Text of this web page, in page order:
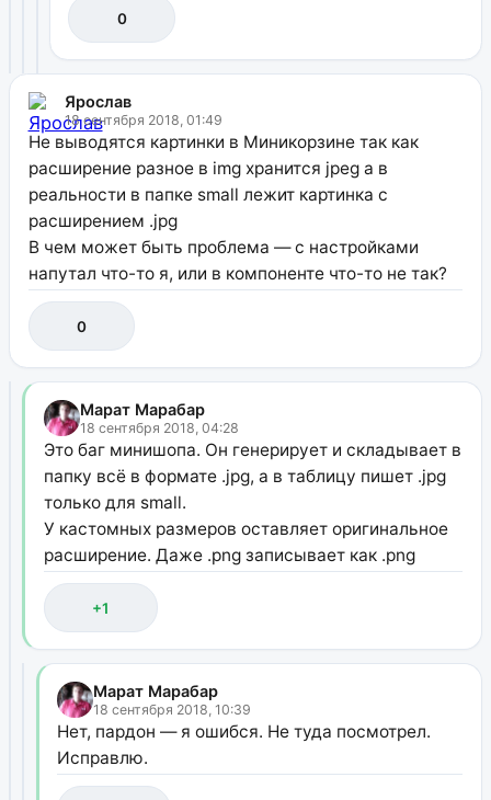
0
Ярослав
18 сентября 2018, 01:49
Не выводятся картинки в Миникорзине так как
расширение разное в img хранится jpeg а в
реальности в папке small лежит картинка с
расширением .jpg
В чем может быть проблема — с настройками
напутал что-то я, или в компоненте что-то не так?
0
Марат Марабар
18 сентября 2018, 04:28
Это баг минишопа. Он генерирует и складывает в
папку всё в формате .jpg, а в таблицу пишет .jpg
только для small.
У кастомных размеров оставляет оригинальное
расширение. Даже .png записывает как .png
+1
Марат Марабар
18 сентября 2018, 10:39
Нет, пардон — я ошибся. Не туда посмотрел.
Исправлю.